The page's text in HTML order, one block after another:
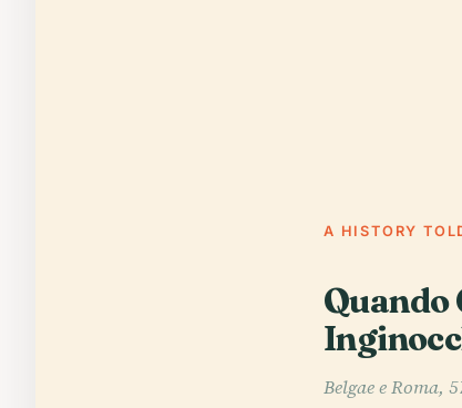
A HISTORY
Quando
Belgae e Roma,